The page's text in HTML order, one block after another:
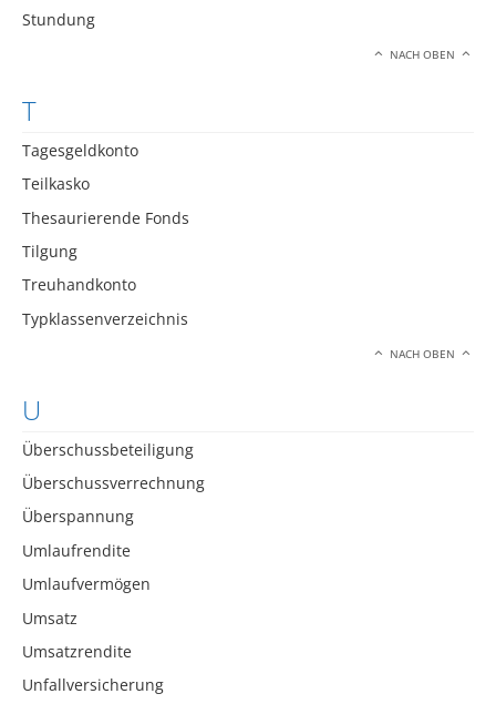
Stundung
NACH OBEN
T
Tagesgeldkonto
Teilkasko
Thesaurierende Fonds
Tilgung
Treuhandkonto
Typklassenverzeichnis
NACH OBEN
U
Überschussbeteiligung
Überschussverrechnung
Überspannung
Umlaufrendite
Umlaufvermögen
Umsatz
Umsatzrendite
Unfallversicherung